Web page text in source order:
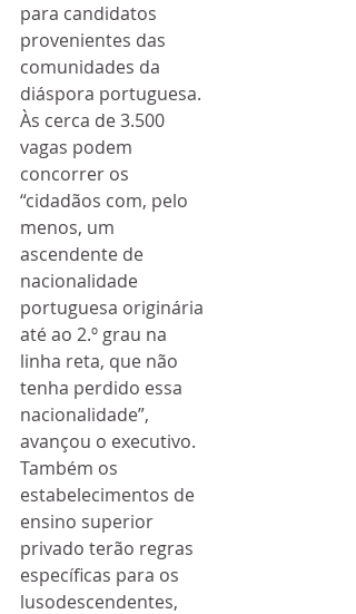
para candidatos
provenientes das
comunidades da
diáspora portuguesa.
Às cerca de 3.500
vagas podem
concorrer os
“cidadãos com, pelo
menos, um
ascendente de
nacionalidade
portuguesa originária
até ao 2.º grau na
linha reta, que não
tenha perdido essa
nacionalidade”,
avançou o executivo.
Também os
estabelecimentos de
ensino superior
privado terão regras
específicas para os
lusodescendentes,